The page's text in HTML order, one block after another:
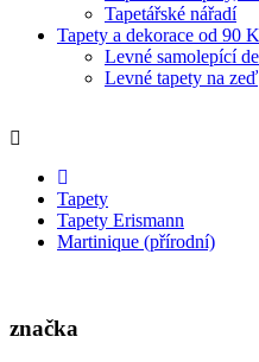
Tapetářské nářadí
Tapety a dekorace od 90
Levné samolepící
Levné tapety na zeď
Tapety
Tapety Erismann
Martinique (přírodní)
značka